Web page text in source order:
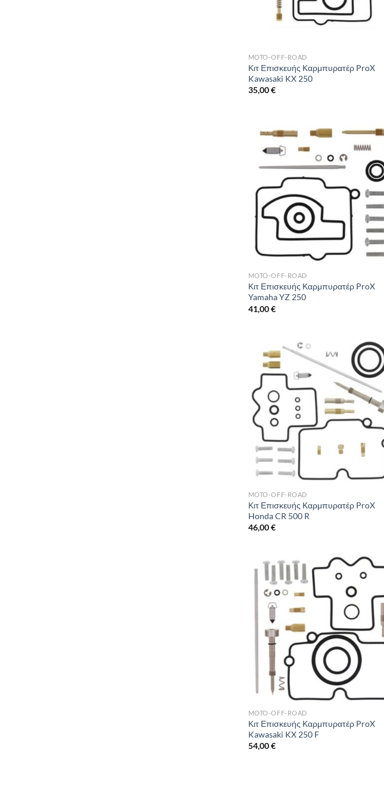
MOTO-OFF-ROAD
Κιτ Επισκευής Καρμπυρατέρ ProX
Kawasaki KX 250
35,00€
MOTO-OFF-ROAD
Κιτ Επισκευής Καρμπυρατέρ ProX
Yamaha YZ 250
41,00€
MOTO-OFF-ROAD
Κιτ Επισκευής Καρμπυρατέρ ProX
Honda CR 500 R
46,00€
MOTO-OFF-ROAD
Κιτ Επισκευής Καρμπυρατέρ ProX
Kawasaki KX 250 F
54,00€